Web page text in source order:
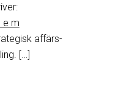
e m
affärs-
[…]